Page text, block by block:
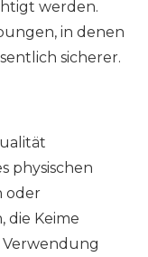
werden.
in denen
sicherer.
physischen
oder
die Keime